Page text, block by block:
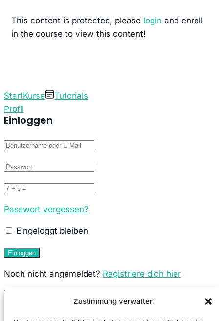
Zustimmung verwalten
This content is protected, please login and enroll
in the course to view this content!
StartKurse
Tutorials
Profil
Einloggen
Passwort vergessen?
Eingeloggt bleiben
Noch nicht angemeldet? Registriere dich hier
Neuen Account anlegen